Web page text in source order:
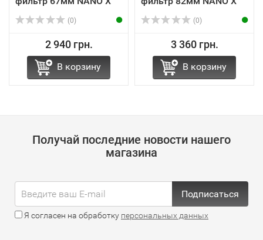
(0)
2 940 грн.
В корзину
(0)
3 360 грн.
В корзину
Получай последние новости нашего
магазина
Подписаться
Я согласен на обработку персональных данных